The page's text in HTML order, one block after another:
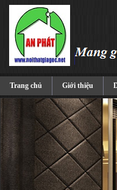
Trang chủ Giới thiệu